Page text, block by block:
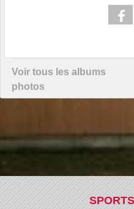
Voir tous les albums
photos
SPORTS